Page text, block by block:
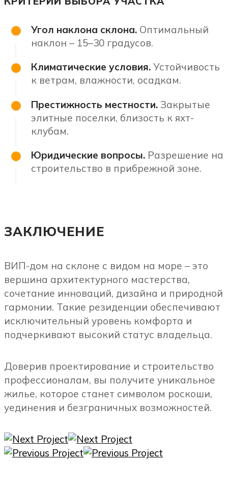
Угол наклона склона.Оптимальный
наклон – 15–30 градусов.
Климатические условия.Устойчивость
к ветрам, влажности, осадкам.
Престижность местности.Закрытые
элитные поселки, близость к яхт-
клубам.
Юридические вопросы.Разрешение на
строительство в прибрежной зоне.
ЗАКЛЮЧЕНИЕ
ВИП-дом на склоне с видом на море – это
вершина архитектурного мастерства,
сочетание инноваций, дизайна и природной
гармонии. Такие резиденции обеспечивают
исключительный уровень комфорта и
подчеркивают высокий статус владельца.
Доверив проектирование и строительство
профессионалам, вы получите уникальное
жилье, которое станет символом роскоши,
уединения и безграничных возможностей.